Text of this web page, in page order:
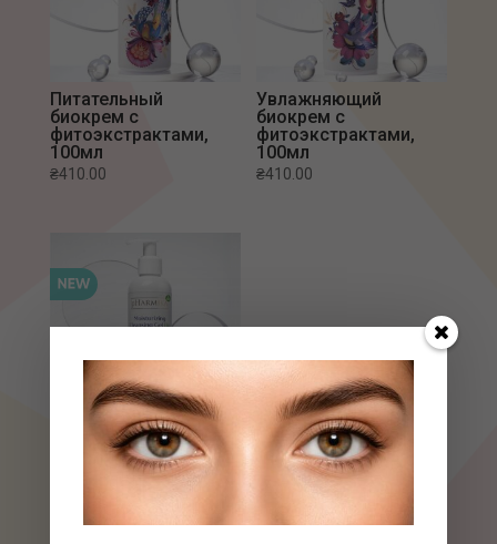
Питательный
биокрем с
фитоэкстрактами,
100мл
₴410.00
Увлажняющий
биокрем с
фитоэкстрактами,
100мл
₴410.00
Увлажняющий
биогель для
умывания с
фитоэкстрактами,